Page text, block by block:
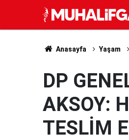
Anasayfa Yaşam
DP
AKSOY:
TESLİM